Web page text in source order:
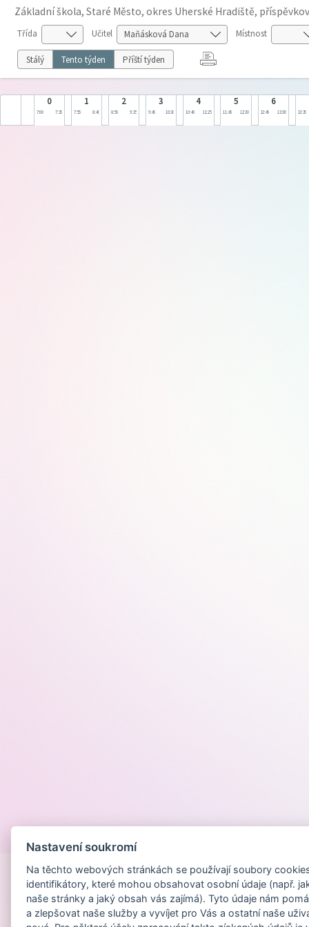
Základní škola, Staré Město, okres Uherské Hradiště,
Třída Učitel Místnost
Stálý Tento týden Příští týden
0
7:00 7:35
1
7:55 8:40
2
8:50 9:35
3
9:45 10:30
4
10:40 11:25
5
11:45 12:30
6
12:45 13:30 13:35
Nastavení soukromí
Na těchto webových stránkách se používají soubory
identifikátory, které mohou obsahovat osobní údaje (např.
naše stránky a jaký obsah vás zajímá). Tyto údaje nám
a zlepšovat naše služby a vyvíjet pro Vás a ostatní naše